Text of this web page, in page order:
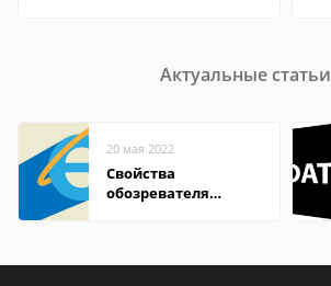
Актуальные статьи
20 мая 2022
Свойства
обозревателя